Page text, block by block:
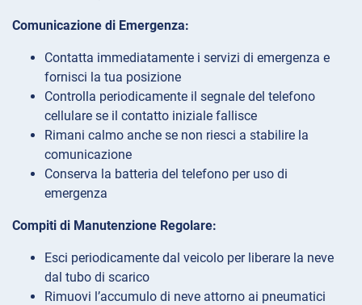
Comunicazione di Emergenza:
Contatta immediatamente i servizi di emergenza e
fornisci la tua posizione
Controlla periodicamente il segnale del telefono
cellulare se il contatto iniziale fallisce
Rimani calmo anche se non riesci a stabilire la
comunicazione
Conserva la batteria del telefono per uso di
emergenza
Compiti di Manutenzione Regolare:
Esci periodicamente dal veicolo per liberare la neve
dal tubo di scarico
Rimuovi l’accumulo di neve attorno ai pneumatici